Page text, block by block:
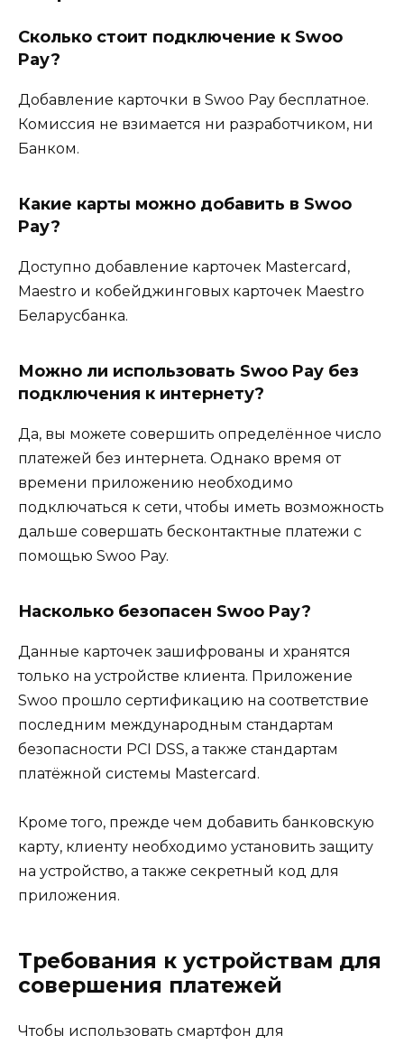
Сколько стоит подключение к Swoo
Pay?
Добавление карточки в Swoo Pay бесплатное.
Комиссия не взимается ни разработчиком, ни
Банком.
Какие карты можно добавить в Swoo
Pay?
Доступно добавление карточек Mastercard,
Maestro и кобейджинговых карточек Maestro
Беларусбанка.
Можно ли использовать Swoo Pay без
подключения к интернету?
Да, вы можете совершить определённое число
платежей без интернета. Однако время от
времени приложению необходимо
подключаться к сети, чтобы иметь возможность
дальше совершать бесконтактные платежи с
помощью Swoo Pay.
Насколько безопасен Swoo Pay?
Данные карточек зашифрованы и хранятся
только на устройстве клиента. Приложение
Swoo прошло сертификацию на соответствие
последним международным стандартам
безопасности PCI DSS, а также стандартам
платёжной системы Mastercard.
Кроме того, прежде чем добавить банковскую
карту, клиенту необходимо установить защиту
на устройство, а также секретный код для
приложения.
Требования к устройствам для
совершения платежей
Чтобы использовать смартфон для